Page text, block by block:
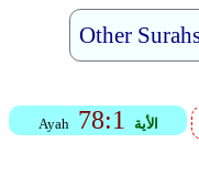
Ayah 78:1 الأية